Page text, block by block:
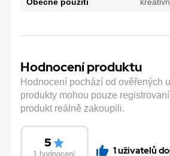
Hodnocení produktu
Hodnocení pochází od ověřených
produkty mohou pouze
produkt reálně zakoupili.
5
1 hodnocení 1 uživatelů